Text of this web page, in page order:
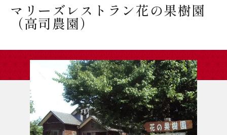
マリーズレストラン花の果樹園
（高司農園）